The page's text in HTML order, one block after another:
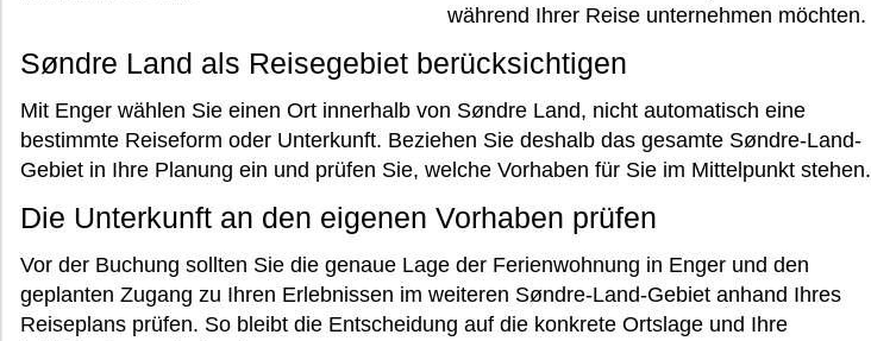
während Ihrer Reise unternehmen möchten.
Søndre Land als Reisegebiet berücksichtigen
Mit Enger wählen Sie einen Ort innerhalb von Søndre Land, nicht automatisch eine
bestimmte Reiseform oder Unterkunft. Beziehen Sie deshalb das gesamte Søndre-Land-
Gebiet in Ihre Planung ein und prüfen Sie, welche Vorhaben für Sie im Mittelpunkt stehen.
Die Unterkunft an den eigenen Vorhaben prüfen
Vor der Buchung sollten Sie die genaue Lage der Ferienwohnung in Enger und den
geplanten Zugang zu Ihren Erlebnissen im weiteren Søndre-Land-Gebiet anhand Ihres
Reiseplans prüfen. So bleibt die Entscheidung auf die konkrete Ortslage und Ihre